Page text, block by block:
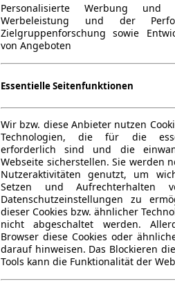
Personalisierte Werbung
Werbeleistung und der
Zielgruppenforschung sowie
von Angeboten
Essentielle Seitenfunktionen
Wir bzw. diese Anbieter nutzen
Technologien, die für die
erforderlich sind und die
Webseite sicherstellen. Sie werden
Nutzeraktivitäten genutzt, um
Setzen und Aufrechterhalten
Datenschutzeinstellungen zu
dieser Cookies bzw. ähnlicher
nicht abgeschaltet werden.
Browser diese Cookies oder
darauf hinweisen. Das Blockieren
Tools kann die Funktionalität der